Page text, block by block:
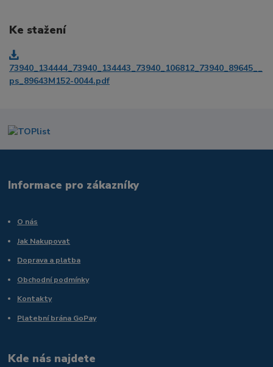
Ke stažení
73940_134444_73940_134443_73940_106812_73940_89645__
ps_89643M152-0044.pdf
Informace pro zákazníky
O nás
Jak Nakupovat
Doprava a platba
Obchodní podmínky
Kontakty
Platební brána GoPay
Kde nás najdete